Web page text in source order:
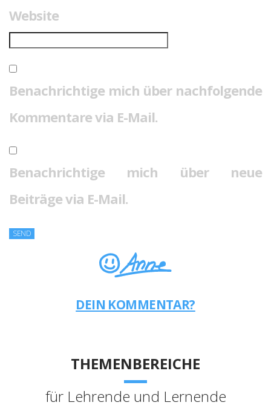
Website
Benachrichtige mich über nachfolgende
Kommentare via E-Mail.
Benachrichtige mich über neue
Beiträge via E-Mail.
DEIN KOMMENTAR?
THEMENBEREICHE
für Lehrende und Lernende